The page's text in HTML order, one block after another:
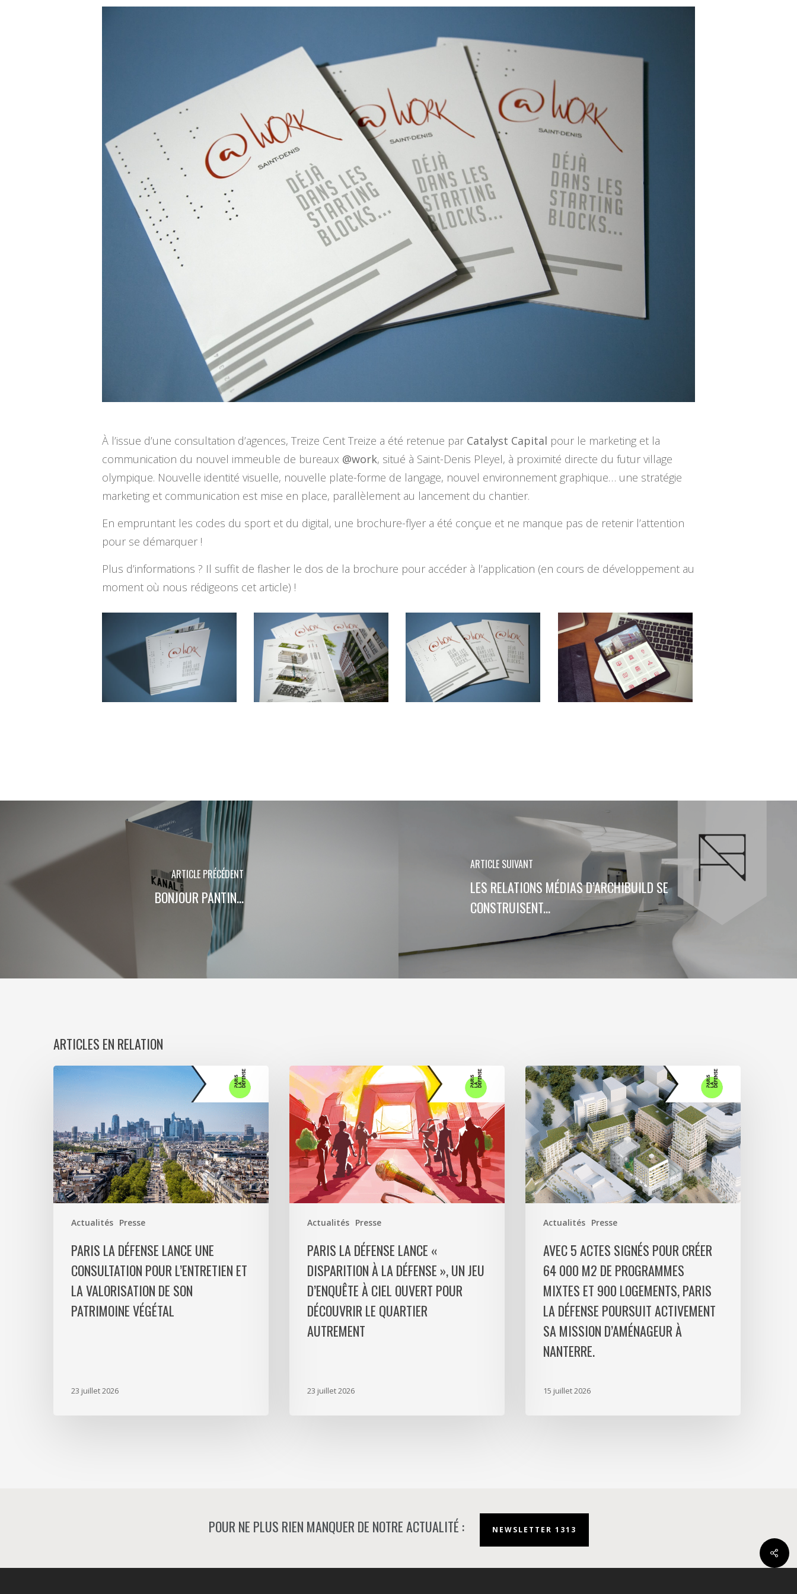
À l’issue d’une consultation d’agences, Treize Cent Treize a été retenue par Catalyst Capital pour le marketing et la
communication du nouvel immeuble de bureaux @work, situé à Saint-Denis Pleyel, à proximité directe du futur village
olympique. Nouvelle identité visuelle, nouvelle plate-forme de langage, nouvel environnement graphique… une stratégie
marketing et communication est mise en place, parallèlement au lancement du chantier.
En empruntant les codes du sport et du digital, une brochure-flyer a été conçue et ne manque pas de retenir l’attention
pour se démarquer !
Plus d’informations ? Il suffit de flasher le dos de la brochure pour accéder à l’application (en cours de développement au
moment où nous rédigeons cet article) !
ARTICLE PRÉCÉDENT
BONJOUR PANTIN...
ARTICLE SUIVANT
LES RELATIONS MÉDIAS D’ARCHIBUILD SE
CONSTRUISENT...
ARTICLES EN RELATION
Actualités Presse
Paris
La
Défense
une
consultation
pour
l’entretien
et
valorisation
patrimoine
végétal
PARIS LA DÉFENSE LANCE UNE
CONSULTATION POUR L’ENTRETIEN ET
LA VALORISATION DE SON
PATRIMOINE VÉGÉTAL
23 juillet 2026
Actualités Presse
Paris
La
Défense
lance
Disparition
à
Défense
d’enquête
ouvert
découvrir
PARIS LA DÉFENSE LANCE «
DISPARITION À LA DÉFENSE », UN JEU
D’ENQUÊTE À CIEL OUVERT POUR
DÉCOUVRIR LE QUARTIER
AUTREMENT
23 juillet 2026
Actualités Presse
Avec
5
actes
signés
pour
créer
64
000
m2
programmes
logements,
Paris
Défense
poursuit
mission
AVEC 5 ACTES SIGNÉS POUR CRÉER
64 000 M2 DE PROGRAMMES
MIXTES ET 900 LOGEMENTS, PARIS
LA DÉFENSE POURSUIT ACTIVEMENT
SA MISSION D’AMÉNAGEUR À
NANTERRE.
15 juillet 2026
POUR NE PLUS RIEN MANQUER DE NOTRE ACTUALITÉ : NEWSLETTER 1313